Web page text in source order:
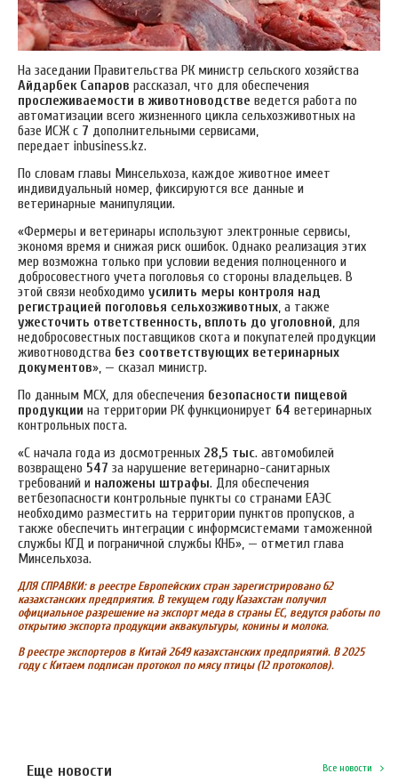
На заседании Правительства РК министр сельского хозяйства
Айдарбек Сапаров рассказал, что для обеспечения
прослеживаемости в животноводстве ведется работа по
автоматизации всего жизненного цикла сельхозживотных на
базе ИСЖ c 7 дополнительными сервисами,
передает inbusiness.kz.
По словам главы Минсельхоза, каждое животное имеет
индивидуальный номер, фиксируются все данные и
ветеринарные манипуляции.
«Фермеры и ветеринары используют электронные сервисы,
экономя время и снижая риск ошибок. Однако реализация этих
мер возможна только при условии ведения полноценного и
добросовестного учета поголовья со стороны владельцев. В
этой связи необходимо усилить меры контроля над
регистрацией поголовья сельхозживотных, а также
ужесточить ответственность, вплоть до уголовной, для
недобросовестных поставщиков скота и покупателей продукции
животноводства без соответствующих ветеринарных
документов», — сказал министр.
По данным МСХ, для обеспечения безопасности пищевой
продукции на территории РК функционирует 64 ветеринарных
контрольных поста.
«С начала года из досмотренных 28,5 тыс. автомобилей
возвращено 547 за нарушение ветеринарно-санитарных
требований и наложены штрафы. Для обеспечения
ветбезопасности контрольные пункты со странами ЕАЭС
необходимо разместить на территории пунктов пропусков, а
также обеспечить интеграции с информсистемами таможенной
службы КГД и пограничной службы КНБ», — отметил глава
Минсельхоза.
ДЛЯ СПРАВКИ: в реестре Европейских стран зарегистрировано 62
казахстанских предприятия. В текущем году Казахстан получил
официальное разрешение на экспорт меда в страны ЕС, ведутся работы по
открытию экспорта продукции аквакультуры, конины и молока.
В реестре экспортеров в Китай 2649 казахстанских предприятий. В 2025
году с Китаем подписан протокол по мясу птицы (12 протоколов).
Еще новости Все новости